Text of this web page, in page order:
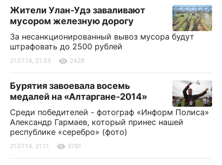
Жители Улан-Удэ заваливают
мусором железную дорогу
За несанкционированный вывоз мусора будут
штрафовать до 2500 рублей
21.07.14, 21:33 2428
Бурятия завоевала восемь
медалей на «Алтаргане-2014»
Среди победителей - фотограф «Информ Полиса»
Александр Гармаев, который принес нашей
республике «серебро» (фото)
21.07.14, 21:11 6781